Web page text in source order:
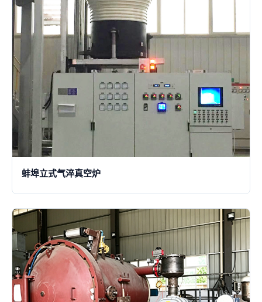
蚌埠立式气淬真空炉